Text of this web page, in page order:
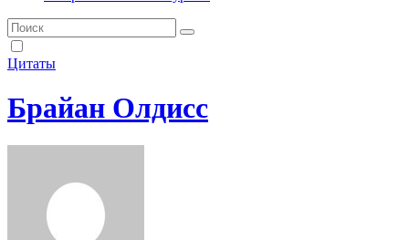
Цитаты
Брайан Олдисс